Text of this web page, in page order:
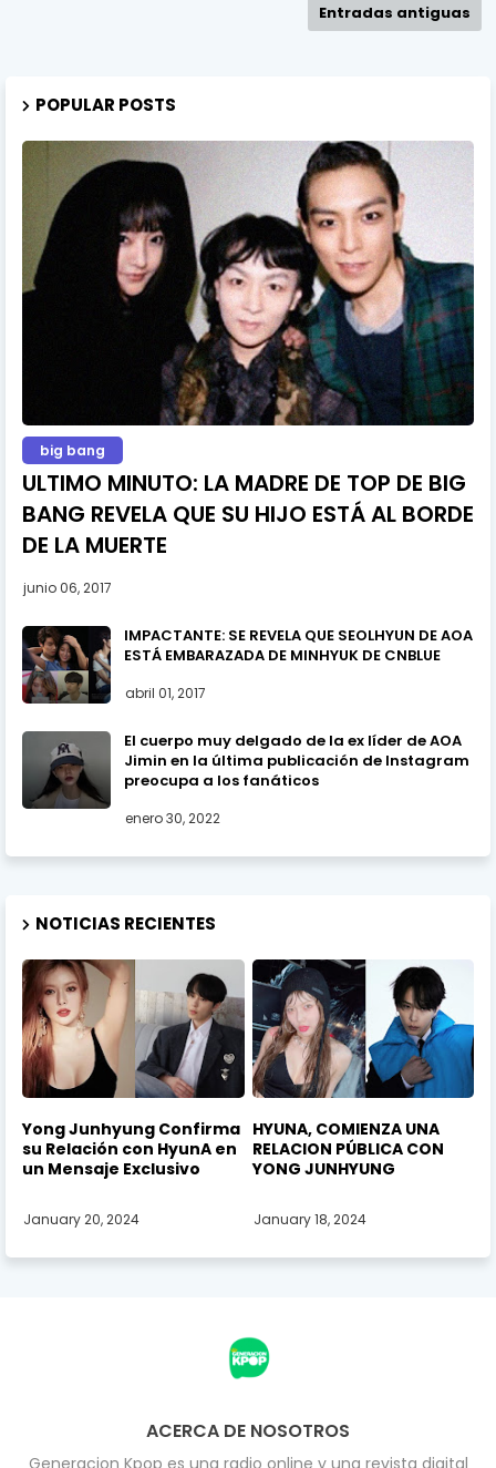
Entradas antiguas
POPULAR POSTS
big bang
ULTIMO MINUTO: LA MADRE DE TOP DE BIG
BANG REVELA QUE SU HIJO ESTÁ AL BORDE
DE LA MUERTE
junio 06, 2017
IMPACTANTE: SE REVELA QUE SEOLHYUN DE AOA
ESTÁ EMBARAZADA DE MINHYUK DE CNBLUE
abril 01, 2017
El cuerpo muy delgado de la ex líder de AOA
Jimin en la última publicación de Instagram
preocupa a los fanáticos
enero 30, 2022
NOTICIAS RECIENTES
Yong Junhyung Confirma
su Relación con HyunA en
un Mensaje Exclusivo
January 20, 2024
HYUNA, COMIENZA UNA
RELACION PÚBLICA CON
YONG JUNHYUNG
January 18, 2024
ACERCA DE NOSOTROS
Generacion Kpop es una radio online y una revista digital